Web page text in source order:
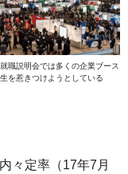
職説明会では多くの企業ブース
を惹きつけようとしている
々定率（17年7月